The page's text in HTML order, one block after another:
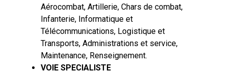
Aérocombat, Artillerie, Chars de combat,
Infanterie, Informatique et
Télécommunications, Logistique et
Transports, Administrations et service,
Maintenance, Renseignement.
VOIE SPECIALISTE